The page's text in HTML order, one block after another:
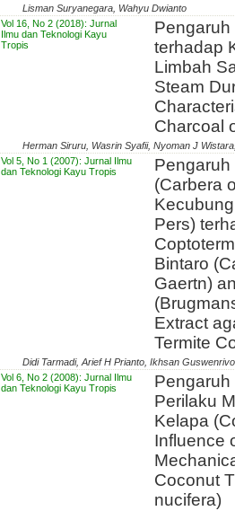
Lisman Suryanegara, Wahyu Dwianto
Vol 16, No 2 (2018): Jurnal
Ilmu dan Teknologi Kayu
Tropis
Pengaruh
terhadap
Limbah
Steam
Charcoal
Herman Siruru, Wasrin Syafii, Nyoman J
Vol 5, No 1 (2007): Jurnal Ilmu
dan Teknologi Kayu Tropis
Pengaruh
(Carbera
Pers)
Bintaro
Gaertn)
Extract
Termite
Didi Tarmadi, Arief H Prianto, Ikhsan
Vol 6, No 2 (2008): Jurnal Ilmu
dan Teknologi Kayu Tropis
Perilaku
Kelapa
Influence
Coconut
nucifera)